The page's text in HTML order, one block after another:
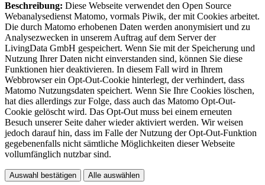
Beschreibung: Diese Webseite verwendet den Open Source
Webanalysedienst Matomo, vormals Piwik, der mit Cookies arbeitet.
Die durch Matomo erhobenen Daten werden anonymisiert und zu
Analysezwecken in unserem Auftrag auf dem Server der
LivingData GmbH gespeichert. Wenn Sie mit der Speicherung und
Nutzung Ihrer Daten nicht einverstanden sind, können Sie diese
Funktionen hier deaktivieren. In diesem Fall wird in Ihrem
Webbrowser ein Opt-Out-Cookie hinterlegt, der verhindert, dass
Matomo Nutzungsdaten speichert. Wenn Sie Ihre Cookies löschen,
hat dies allerdings zur Folge, dass auch das Matomo Opt-Out-
Cookie gelöscht wird. Das Opt-Out muss bei einem erneuten
Besuch unserer Seite daher wieder aktiviert werden. Wir weisen
jedoch darauf hin, dass im Falle der Nutzung der Opt-Out-Funktion
gegebenenfalls nicht sämtliche Möglichkeiten dieser Webseite
vollumfänglich nutzbar sind.
Auswahl bestätigen Alle auswählen